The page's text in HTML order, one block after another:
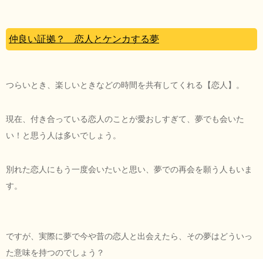
仲良い証拠？ 恋人とケンカする夢
つらいとき、楽しいときなどの時間を共有してくれる【恋人】。
現在、付き合っている恋人のことが愛おしすぎて、夢でも会いた
い！と思う人は多いでしょう。
別れた恋人にもう一度会いたいと思い、夢での再会を願う人もいま
す。
ですが、実際に夢で今や昔の恋人と出会えたら、その夢はどういっ
た意味を持つのでしょう？